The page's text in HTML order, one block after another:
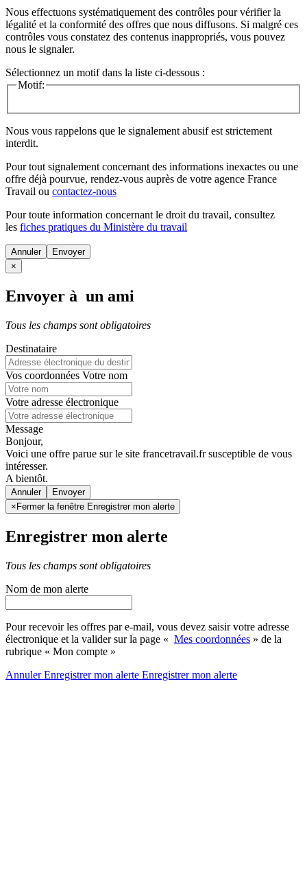
Nous effectuons systématiquement des contrôles pour vérifier la
légalité et la conformité des offres que nous diffusons. Si malgré ces
contrôles vous constatez des contenus inappropriés, vous pouvez
nous le signaler.
Sélectionnez un motif dans la liste ci-dessous :
Motif:
Nous vous rappelons que le signalement abusif est strictement
interdit.
Pour tout signalement concernant des informations inexactes ou une
offre déjà pourvue, rendez-vous auprès de votre agence France
Travail ou contactez-nous
Pour toute information concernant le droit du travail, consultez
les fiches pratiques du Ministère du travail
Annuler
×
Envoyer à un ami
Tous les champs sont obligatoires
Destinataire
Vos coordonnées Votre nom
Votre adresse électronique
Message
Bonjour,
Voici une offre parue sur le site francetravail.fr susceptible de vous
intéresser.
A bientôt.
Annuler
× Fermer la fenêtre Enregistrer mon alerte
Enregistrer mon alerte
Tous les champs sont obligatoires
Nom de mon alerte
Pour recevoir les offres par e-mail, vous devez saisir votre adresse
électronique et la valider sur la page « Mes coordonnées » de la
rubrique « Mon compte »
AnnulerEnregistrer mon alerte Enregistrermon alerte